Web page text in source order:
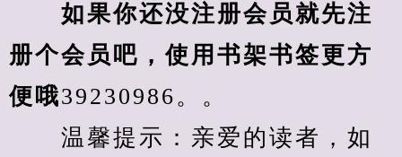
如果你还没注册会员就先注
册个会员吧，使用书架书签更方
便哦39230986。。
温馨提示：亲爱的读者，如